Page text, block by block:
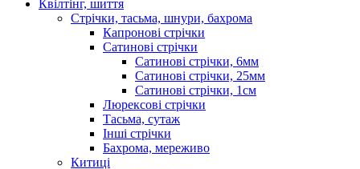
Квілтінг, шиття
Стрічки, тасьма, шнури, бахрома
Капронові стрічки
Сатинові стрічки
Сатинові стрічки, 6мм
Сатинові стрічки, 25мм
Сатинові стрічки, 1см
Люрексові стрічки
Тасьма, сутаж
Інші стрічки
Бахрома, мереживо
Китиці